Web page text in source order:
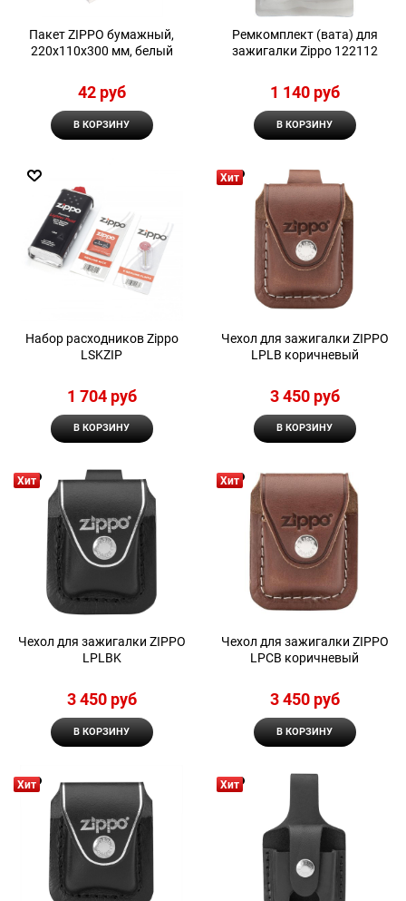
Пакет ZIPPO бумажный,
220x110x300 мм, белый
42 руб
В КОРЗИНУ
Ремкомплект (вата) для
зажигалки Zippo 122112
1 140 руб
В КОРЗИНУ
Набор расходников Zippo
LSKZIP
1 704 руб
В КОРЗИНУ
Хит
Чехол для зажигалки ZIPPO
LPLB коричневый
3 450 руб
В КОРЗИНУ
Хит
Чехол для зажигалки ZIPPO
LPLBK
3 450 руб
В КОРЗИНУ
Хит
Чехол для зажигалки ZIPPO
LPCB коричневый
3 450 руб
В КОРЗИНУ
Хит Хит